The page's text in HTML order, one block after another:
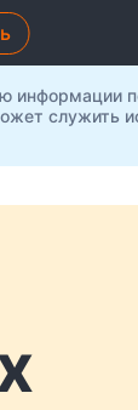
информации
служить